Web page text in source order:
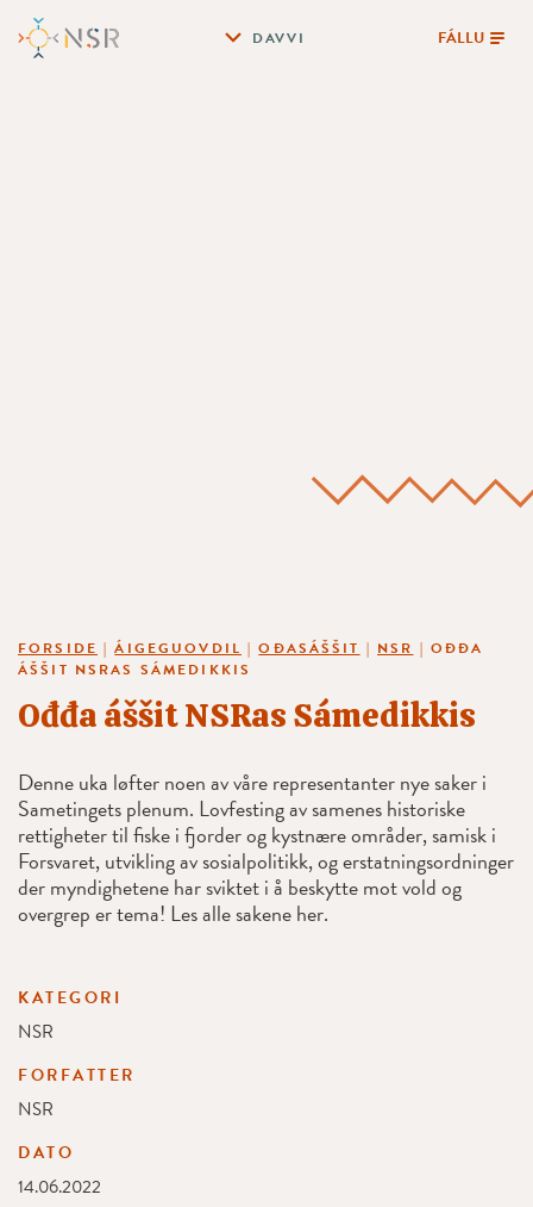
DAVVI FÁLLU
FORSIDE |ÁIGEGUOVDIL |OĐASÁŠŠIT | NSR | OĐĐA
ÁŠŠIT NSRAS SÁMEDIKKIS
Ođđa áššit NSRas Sámedikkis
Denne uka løfter noen av våre representanter nye saker i
Sametingets plenum. Lovfesting av samenes historiske
rettigheter til fiske i fjorder og kystnære områder, samisk i
Forsvaret, utvikling av sosialpolitikk, og erstatningsordninger
der myndighetene har sviktet i å beskytte mot vold og
overgrep er tema! Les alle sakene her.
KATEGORI
NSR
FORFATTER
NSR
DATO
14.06.2022